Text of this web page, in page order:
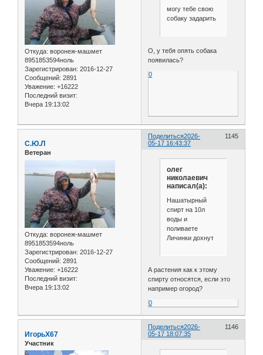
Откуда: воронеж-машмет
8951853594ноль
Зарегистрирован: 2016-12-27
Сообщений: 2891
Уважение: +16222
Последний визит:
Вчера 19:13:02
могу тебе свою
собаку задарить
О, у тебя опять собака
появилась?
0
Поделиться 1145
2026-
05-17 16:43:37
С.Ю.Л
Ветеран
Откуда: воронеж-машмет
8951853594ноль
Зарегистрирован: 2016-12-27
Сообщений: 2891
Уважение: +16222
Последний визит:
Вчера 19:13:02
олег
николаевич
написал(а):
Нашатырный
спирт на 10л
воды и
поливаете
Личинки дохнут
А растения как к этому
спирту относятся, если это
например огород?
0
Поделиться 1146
2026-
05-17 18:07:35
ИгорьХ67
Участник